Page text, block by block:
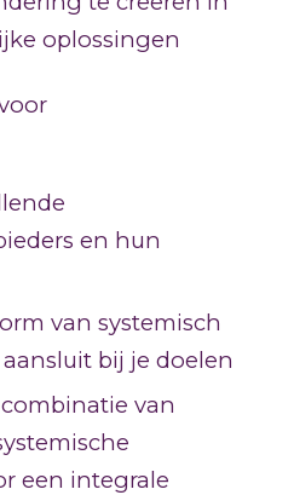
oplossingen
en hun
van systemisch
bij je doelen
van
een integrale